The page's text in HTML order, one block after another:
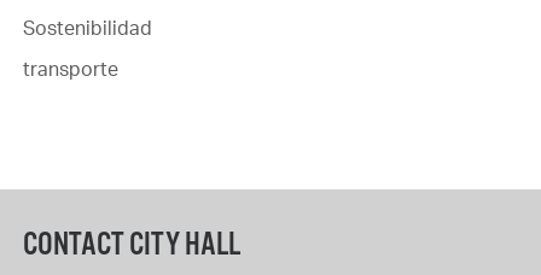
Sostenibilidad
transporte
CONTACT CITY HALL